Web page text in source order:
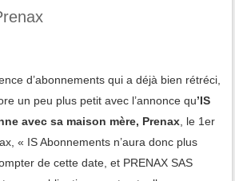
d’abonnements qui a déjà bien rétréci,
un peu plus petit avec l’annonce qu’IS
avec sa maison mère, Prenax, le 1er
« IS Abonnements n’aura donc plus
de cette date, et PRENAX SAS